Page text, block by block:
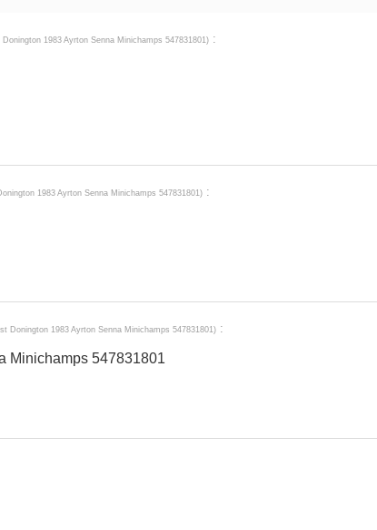
1983 Ayrton Senna Minichamps 547831801) :
1983 Ayrton Senna Minichamps 547831801) :
Donington 1983 Ayrton Senna Minichamps 547831801) :
Minichamps 547831801